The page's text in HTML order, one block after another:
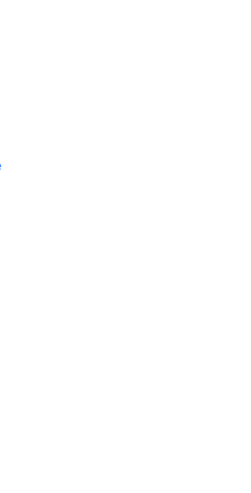
Чёткая
влиять
Помощь
хочется
и справедливо
курсы — в свободном